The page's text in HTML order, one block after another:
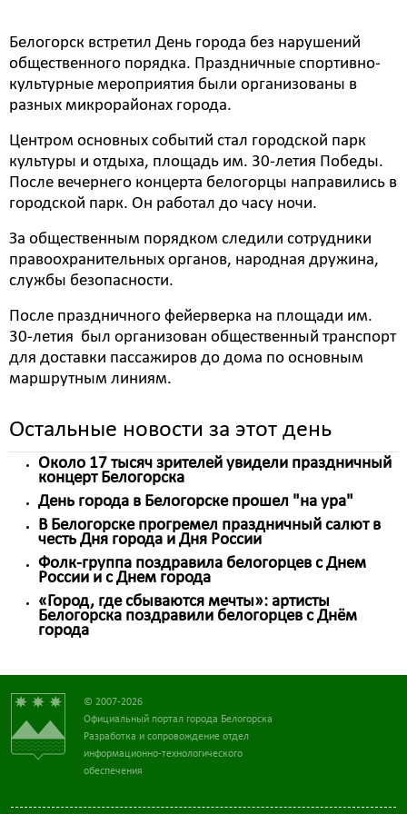
Белогорск встретил День города без нарушений
общественного порядка. Праздничные спортивно-
культурные мероприятия были организованы в
разных микрорайонах города.
Центром основных событий стал городской парк
культуры и отдыха, площадь им. 30-летия Победы.
После вечернего концерта белогорцы направились в
городской парк. Он работал до часу ночи.
За общественным порядком следили сотрудники
правоохранительных органов, народная дружина,
службы безопасности.
После праздничного фейерверка на площади им.
30-летия был организован общественный транспорт
для доставки пассажиров до дома по основным
маршрутным линиям.
Остальные новости за этот день
Около 17 тысяч зрителей увидели праздничный
концерт Белогорска
День города в Белогорске прошел "на ура"
В Белогорске прогремел праздничный салют в
честь Дня города и Дня России
Фолк-группа поздравила белогорцев с Днем
России и с Днем города
«Город, где сбываются мечты»: артисты
Белогорска поздравили белогорцев с Днём
города
© 2007-2026
Официальный портал города Белогорска
Разработка и сопровождение отдел
информационно-технологического
обеспечения